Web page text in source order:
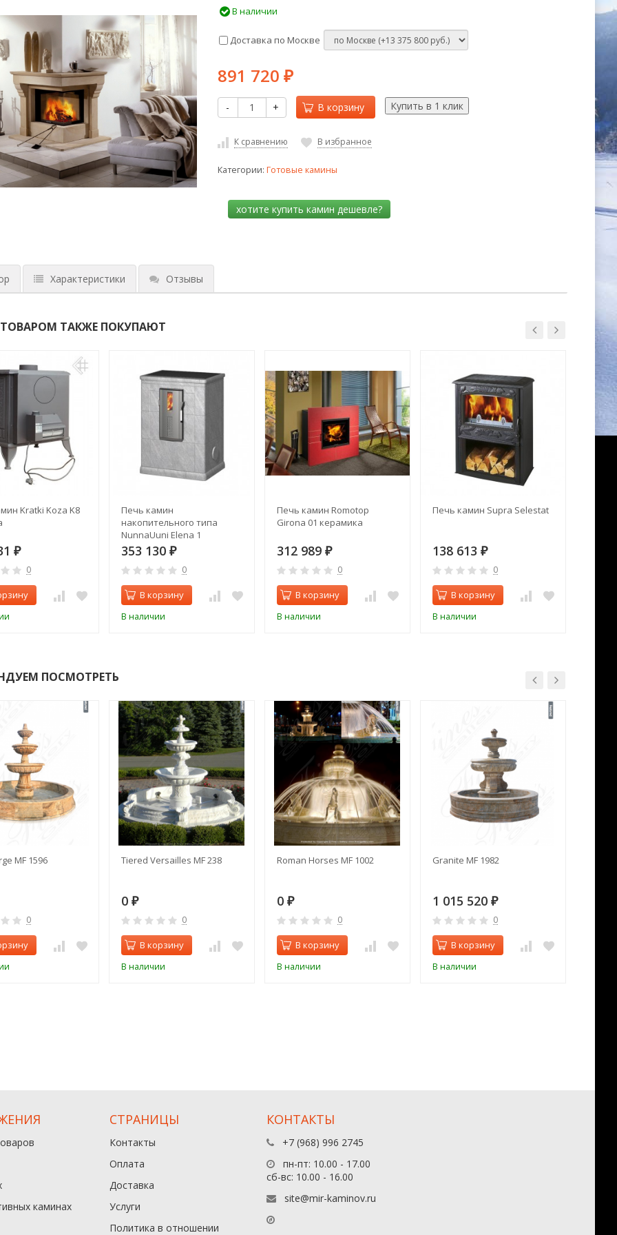
В наличии
Доставка по Москве
891 720 ₽
- + В корзину
К сравнению В избранное
Категории: Готовые камины
Характеристики Отзывы
ТАКЖЕ ПОКУПАЮТ
Kratki Koza K8
₽
0
Печь камин
накопительного типа
NunnaUuni Elena 1
353 130 ₽
0
В корзину
В наличии
Печь камин Romotop
Girona 01 керамика
312 989 ₽
0
В корзину
В наличии
Печь камин Supra Selestat
138 613 ₽
0
В корзину
В наличии
ПОСМОТРЕТЬ
MF 1596
0
Tiered Versailles MF 238
0 ₽
0
В корзину
В наличии
Roman Horses MF 1002
0 ₽
0
В корзину
В наличии
Granite MF 1982
1 015 520 ₽
0
В корзину
В наличии
каминах
СТРАНИЦЫ
Контакты
Оплата
Доставка
Услуги
Политика в отношении
КОНТАКТЫ
+7 (968) 996 2745
пн-пт: 10.00 - 17.00
сб-вс: 10.00 - 16.00
site@mir-kaminov.ru